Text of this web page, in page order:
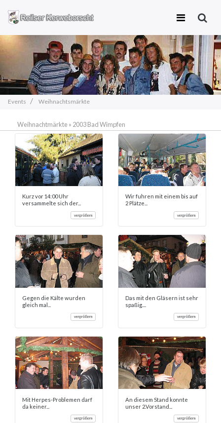
Zum
Inhalt
Events Weihnachtsmärkte
Weihnachtmärkte» 2003 Bad Wimpfen
Kurz vor 14:00 Uhr
versammelte sich der...
vergrößern
Wir fuhren mit einem bis auf
2 Plätze...
vergrößern
Gegen die Kälte wurden
gleich mal...
vergrößern
Das mit den Gläsern ist sehr
spaßig....
vergrößern
Mit Herpes-Problemen darf
da keiner...
vergrößern
An diesem Stand konnte
unser 2.Vorstand...
vergrößern